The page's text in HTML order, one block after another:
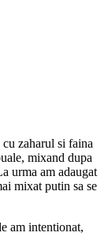
zaharul si faina
mixand dupa
urma am adaugat
mixat putin sa se
am intentionat,